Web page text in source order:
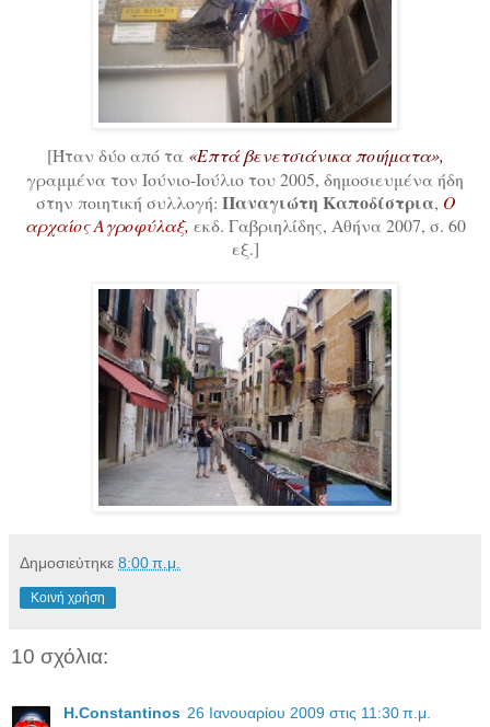
[Ήταν δύο από τα «Επτά βενετσιάνικα ποιήματα»,
γραμμένα τον Ιούνιο-Ιούλιο του 2005, δημοσιευμένα ήδη
στην ποιητική συλλογή: Παναγιώτη Καποδίστρια, Ο
αρχαίος Αγροφύλαξ, εκδ. Γαβριηλίδης, Αθήνα 2007, σ. 60
εξ.]
Δημοσιεύτηκε 8:00 π.μ.
Κοινή χρήση
10 σχόλια:
H.Constantinos 26 Ιανουαρίου 2009 στις 11:30 π.μ.